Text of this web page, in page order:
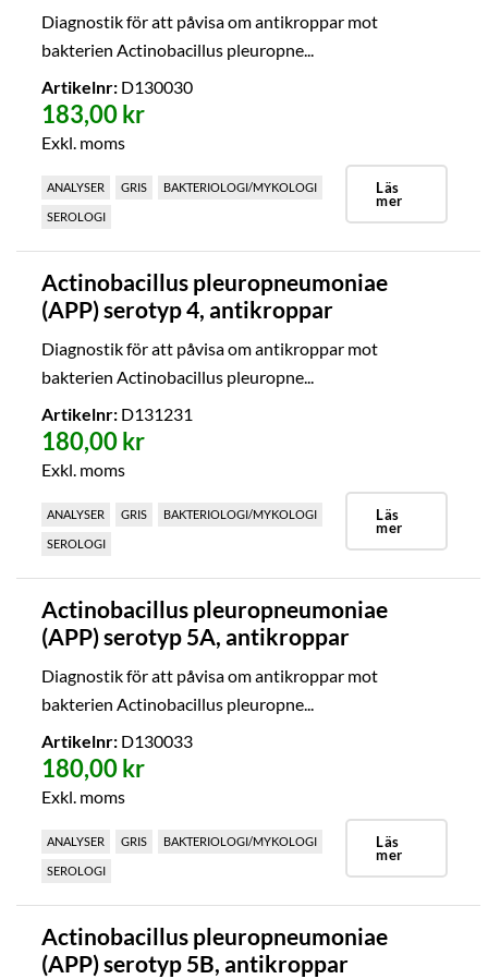
Diagnostik för att påvisa om antikroppar mot
bakterien Actinobacillus pleuropne...
Artikelnr:D130030
183,00 kr
Exkl. moms
ANALYSER GRIS BAKTERIOLOGI/MYKOLOGI
SEROLOGI
Läs
mer
Actinobacillus pleuropneumoniae
(APP) serotyp 4, antikroppar
Diagnostik för att påvisa om antikroppar mot
bakterien Actinobacillus pleuropne...
Artikelnr:D131231
180,00 kr
Exkl. moms
ANALYSER GRIS BAKTERIOLOGI/MYKOLOGI
SEROLOGI
Läs
mer
Actinobacillus pleuropneumoniae
(APP) serotyp 5A, antikroppar
Diagnostik för att påvisa om antikroppar mot
bakterien Actinobacillus pleuropne...
Artikelnr:D130033
180,00 kr
Exkl. moms
ANALYSER GRIS BAKTERIOLOGI/MYKOLOGI
SEROLOGI
Läs
mer
Actinobacillus pleuropneumoniae
(APP) serotyp 5B, antikroppar